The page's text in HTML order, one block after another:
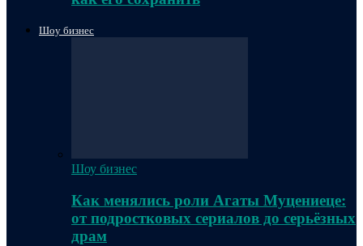
Шоу бизнес
Шоу бизнес
Как менялись роли Агаты Муцениеце:
от подростковых сериалов до серьёзных
драм